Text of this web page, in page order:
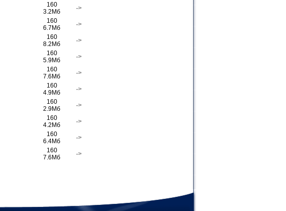
160
3.2Мб
->
160
6.7Мб
->
160
8.2Мб
->
160
5.9Мб
->
160
7.6Мб
->
160
4.9Мб
->
160
2.9Мб
->
160
4.2Мб
->
160
6.4Мб
->
160
7.6Мб
->